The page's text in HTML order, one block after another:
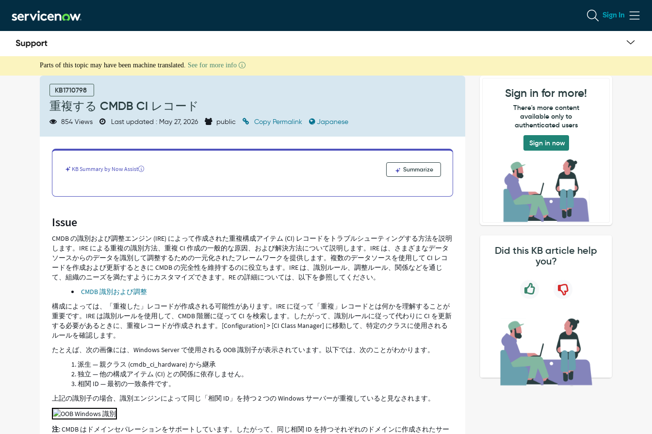
to
page
content
to
chat
Sign In
Parts of this topic may have been machine translated. See for more info
KB1710798
重複する CMDB CI レコード
854 Views Last updated : May 27, 2026 public Copy Permalink Japanese
KB Summary by Now Assist Summarize
Issue
CMDB の識別および調整エンジン (IRE) によって作成された重複構成アイテム (CI) レコードをトラブルシューティングする方法を説明
します。IRE による重複の識別方法、重複 CI 作成の一般的な原因、および解決方法について説明します。IRE は、さまざまなデータ
ソースからのデータを識別して調整するための一元化されたフレームワークを提供します。複数のデータソースを使用して CI レコ
ードを作成および更新するときに CMDB の完全性を維持するのに役立ちます。IRE は、識別ルール、調整ルール、関係などを通じ
て、組織のニーズを満たすようにカスタマイズできます。RE の詳細については、以下を参照してください。
CMDB 識別および調整
構成によっては、「重複した」レコードが作成される可能性があります。IRE に従って「重複」レコードとは何かを理解することが
重要です。IRE は識別ルールを使用して、CMDB 階層に従って CI を検索します。したがって、識別ルールに従って代わりに CI を更新
する必要があるときに、重複レコードが作成されます。[Configuration] > [CI Class Manager] に移動して、特定のクラスに使用される
ルールを確認します。
たとえば、次の画像には、Windows Server で使用される OOB 識別子が表示されています。以下では、次のことがわかります。
派生 — 親クラス (cmdb_ci_hardware) から継承
独立 — 他の構成アイテム (CI) との関係に依存しません。
相関 ID — 最初の一致条件です。
上記の識別子の場合、識別エンジンによって同じ「相関 ID」を持つ 2 つの Windows サーバーが重複していると見なされます。
注: CMDB はドメインセパレーションをサポートしています。したがって、同じ相関 ID を持つそれぞれのドメインに作成されたサー
Sign in for more!
There's more content
available only to
authenticated users
Sign in now
Did this KB article help
you?